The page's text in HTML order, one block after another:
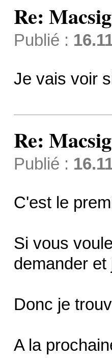
Re:
Publié :
Je vais voir
Re:
Publié :
C'est le
Si vous
demander
Donc je
A la